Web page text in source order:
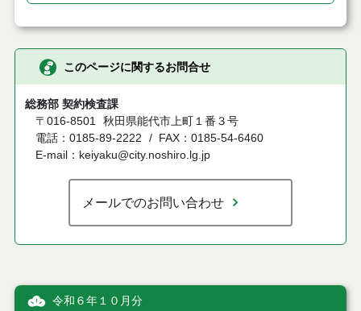
このページに関するお問合せ
総務部 契約検査課
〒016-8501
秋田県能代市上町１番３号
電話：0185-89-2222
FAX：0185-54-6460
E-mail：keiyaku@city.noshiro.lg.jp
メールでのお問い合わせ
令和６年１０月分